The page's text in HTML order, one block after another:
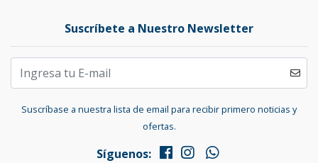
Suscríbete a Nuestro Newsletter
Suscríbase a nuestra lista de email para recibir primero noticias y
ofertas.
Síguenos: